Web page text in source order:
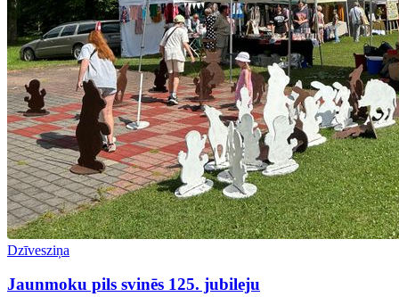
Dzīvesziņa
Jaunmoku pils svinēs 125. jubileju